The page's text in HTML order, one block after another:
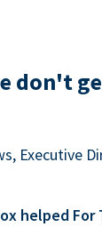
don't
Executive
helped